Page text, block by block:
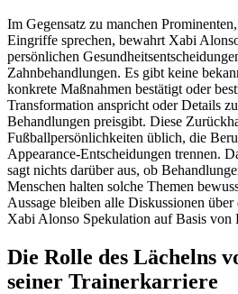
Im Gegensatz zu manchen
Eingriffe sprechen, bewahrt Xabi
persönlichen
Zahnbehandlungen. Es gibt keine
konkrete Maßnahmen bestätigt oder
Transformation anspricht oder Details
Behandlungen preisgibt. Diese
Fußballpersönlichkeiten üblich, die
Appearance-Entscheidungen trennen.
sagt nichts darüber aus, ob
Menschen halten solche Themen
Aussage bleiben alle Diskussionen
Xabi Alonso Spekulation auf Basis von
Die Rolle des Lächelns
seiner Trainerkarriere